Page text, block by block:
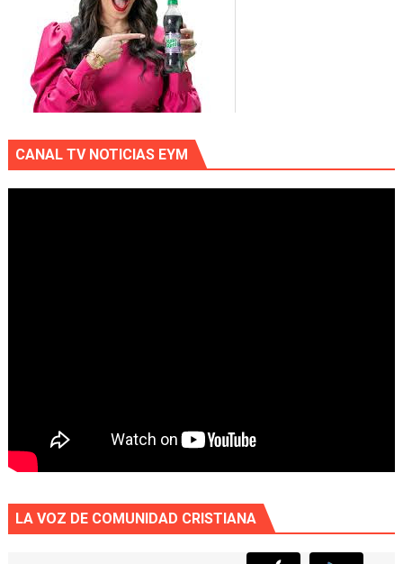
CANAL TV NOTICIAS EYM
LA VOZ DE COMUNIDAD CRISTIANA